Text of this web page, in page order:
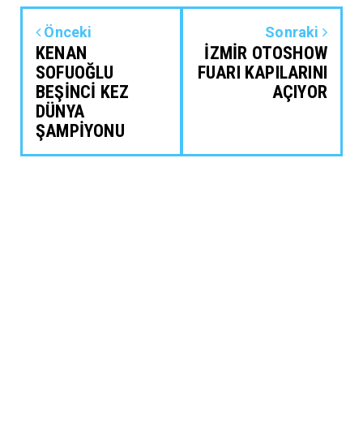
Önceki
KENAN
SOFUOĞLU
BEŞİNCİ KEZ
DÜNYA
ŞAMPİYONU
Sonraki
İZMİR OTOSHOW
FUARI KAPILARINI
AÇIYOR